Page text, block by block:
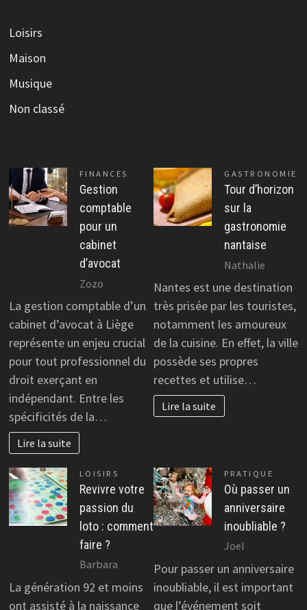
Loisirs
Maison
Musique
Non classé
FINANCES
Gestion
comptable
pour un
cabinet
d’avocat
Zozo
La gestion comptable d’un
cabinet d’avocat à Liège
représente un enjeu crucial
pour tout professionnel du
droit exerçant en
indépendant. Entre les
spécificités de la…
Lire la suite
GASTRONOMIE
Tour d’horizon
sur la
gastronomie
nantaise
Nathalie
Nantes est une destination
très prisée par les touristes,
notamment les amoureux
de la cuisine. En effet, la ville
possède ses propres
recettes et utilise…
Lire la suite
LOISIRS
Revivre votre
passion du
loto : comment
faire ?
Barbara
La génération 92 et moins
ont assisté à la naissance
PRATIQUE
Où passer un
anniversaire
inoubliable ?
Joel
Pour passer un anniversaire
inoubliable, il est important
que l’événement soit